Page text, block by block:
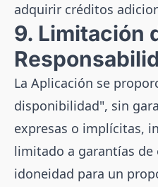
adquirir créditos
9. Limitación
La Aplicación se
disponibilidad", sin
expresas o implícitas,
limitado a garantías de
idoneidad para un